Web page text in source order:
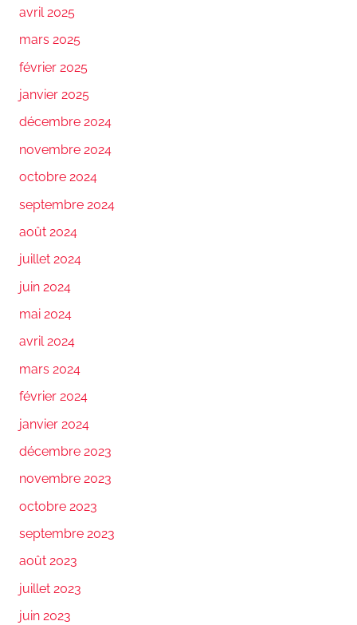
avril 2025
mars 2025
février 2025
janvier 2025
décembre 2024
novembre 2024
octobre 2024
septembre 2024
août 2024
juillet 2024
juin 2024
mai 2024
avril 2024
mars 2024
février 2024
janvier 2024
décembre 2023
novembre 2023
octobre 2023
septembre 2023
août 2023
juillet 2023
juin 2023